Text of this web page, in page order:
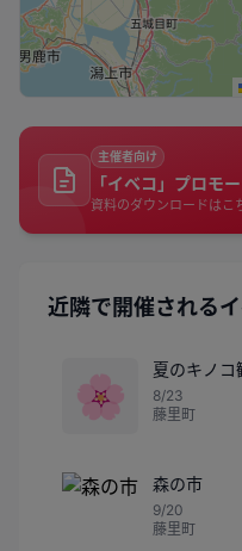
主催者向け
「イベコ」プロモ
資料のダウンロードはこ
近隣で開催される
🌸
夏のキノコ
8/23
藤里町
森の市
9/20
藤里町